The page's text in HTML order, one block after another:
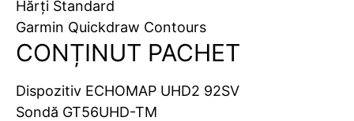
Hărți Standard
Garmin Quickdraw Contours
CONȚINUT PACHET
Dispozitiv ECHOMAP UHD2 92SV
Sondă GT56UHD-TM